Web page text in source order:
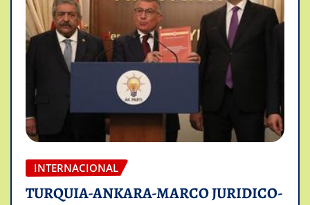
INTERNACIONAL
TURQUIA-ANKARA-MARCO JURIDICO-